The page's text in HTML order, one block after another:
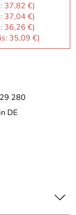
37,82 €)
37,04 €)
36,26 €)
35,09 €)
280
DE